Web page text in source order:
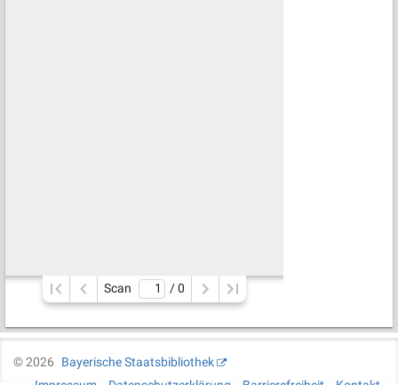
Scan / 0
©2026
Bayerische Staatsbibliothek